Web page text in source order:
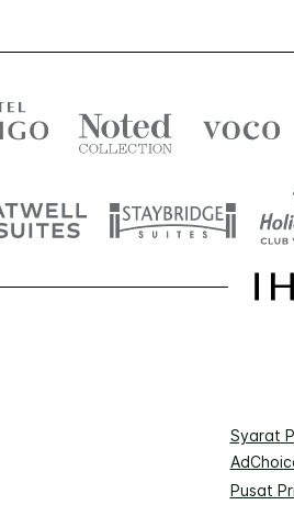
Syarat
Pusat